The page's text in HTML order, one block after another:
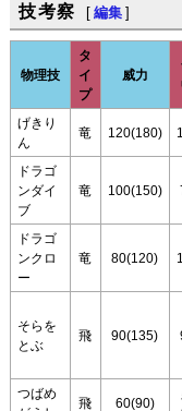
技考察 [ 編集 ]
物理技
タ
イ
プ
威力
げきり
ん
竜 120(180)
ドラゴ
ンダイ
ブ
竜 100(150)
ドラゴ
ンクロ
ー
竜 80(120)
そらを
とぶ
飛 90(135)
つばめ
飛 60(90)